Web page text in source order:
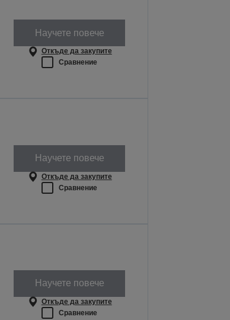
Научете повече
Откъде да закупите
Сравнение
Научете повече
Откъде да закупите
Сравнение
Научете повече
Откъде да закупите
Сравнение